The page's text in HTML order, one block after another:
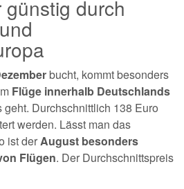
durch
bucht, kommt besonders
Flüge innerhalb Deutschlands
Durchschnittlich 138 Euro
werden. Lässt man das
ist derAugust besonders
Flügen. Der Durchschnittspreis